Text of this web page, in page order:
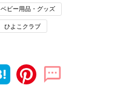
ベビー用品・グッズ
ひよこクラブ